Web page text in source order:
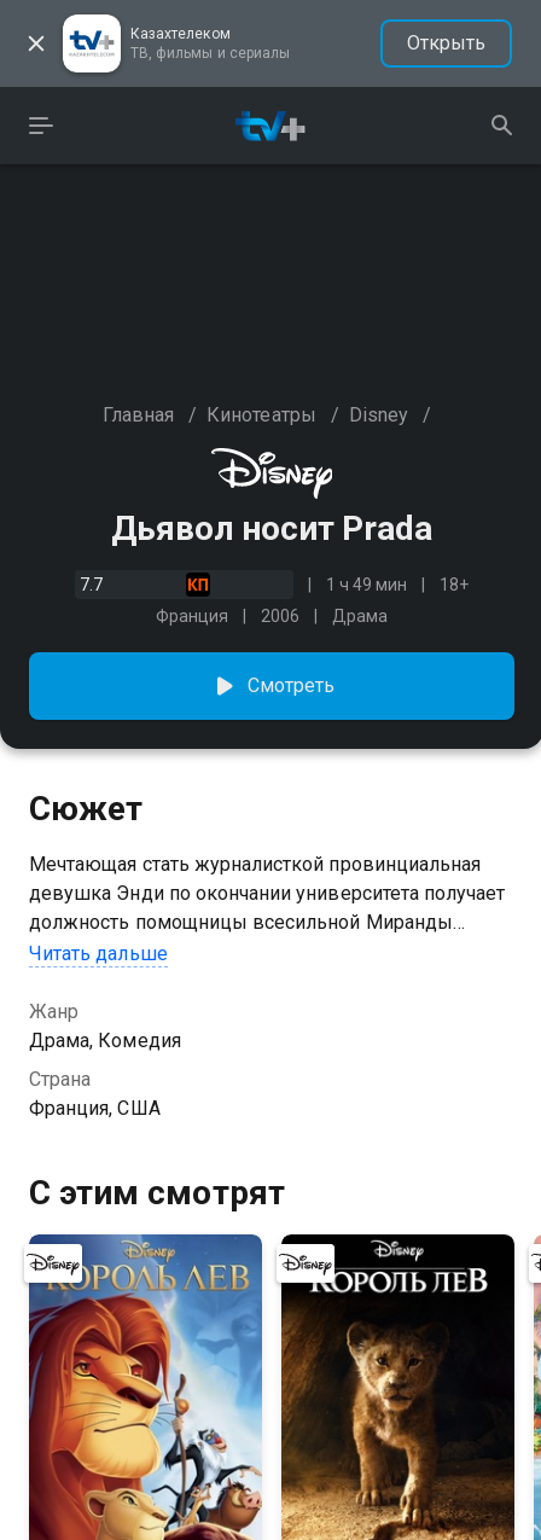
Казахтелеком
ТВ, фильмы и сериалы
Открыть
Главная / Кинотеатры / Disney /
Дьявол носит Prada
7.7 1 ч 49 мин
18+
Франция
2006 Драма
Смотреть
Сюжет
Мечтающая стать журналисткой провинциальная
девушка Энди по окончании университета получает
должность помощницы всесильной Миранды
Пристли, деспотичного редактора одного из
всегда мечтала о такой работе, не зная, с каким
нервным напряжением это будет связано…
Читать дальше
Жанр
Драма, Комедия
Страна
Франция, США
С этим смотрят
8.8 7.2